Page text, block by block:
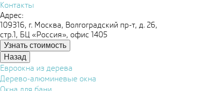
Контакты
Адрес:
109316, г. Москва, Волгоградский пр-т, д. 26,
стр.1, БЦ «Россия», офис 1405
Узнать стоимость
Назад
Евроокна из дерева
Дерево-алюминевые окна